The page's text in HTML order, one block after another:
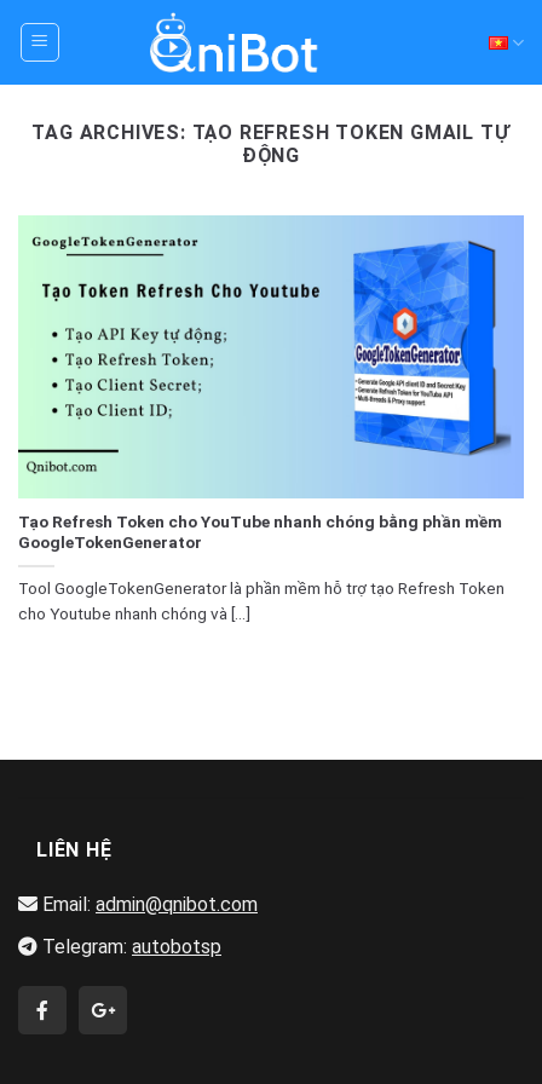
TAG ARCHIVES: TẠO REFRESH TOKEN GMAIL TỰ
ĐỘNG
Tạo Refresh Token cho YouTube nhanh chóng bằng phần mềm
GoogleTokenGenerator
Tool GoogleTokenGenerator là phần mềm hỗ trợ tạo Refresh Token
cho Youtube nhanh chóng và [...]
LIÊN HỆ
Email: admin@qnibot.com
Telegram: autobotsp